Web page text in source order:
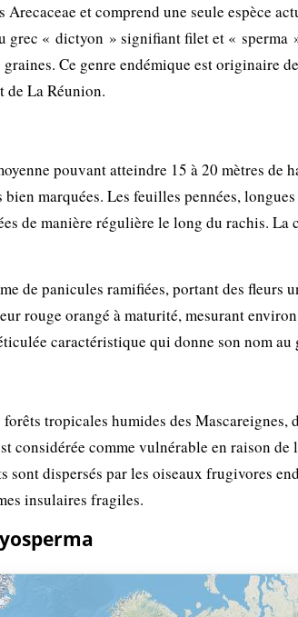
et comprend une seule espèce
grec « dictyon » signifiant filet et « sperma
Ce genre endémique est originaire
de La Réunion.
pouvant atteindre 15 à 20 mètres de
marquées. Les feuilles pennées,
de manière régulière le long du rachis.
de panicules ramifiées, portant des fleurs
rouge orangé à maturité, mesurant
caractéristique qui donne son nom au
tropicales humides des Mascareignes,
considérée comme vulnérable en raison
dispersés par les oiseaux frugivores
insulaires fragiles.